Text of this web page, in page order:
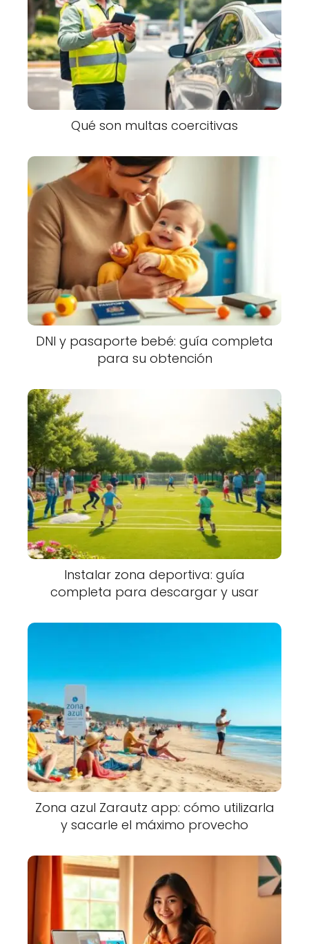
Qué son multas coercitivas
DNI y pasaporte bebé: guía completa
para su obtención
Instalar zona deportiva: guía
completa para descargar y usar
Zona azul Zarautz app: cómo utilizarla
y sacarle el máximo provecho